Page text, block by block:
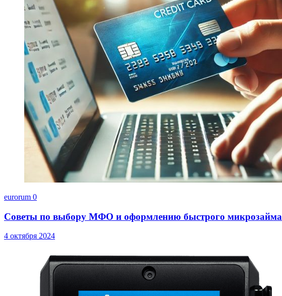
eurorum 0
Советы по выбору МФО и оформлению быстрого микрозайма
4 октября 2024